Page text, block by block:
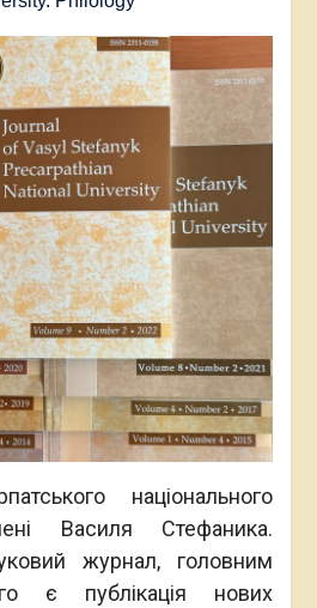
національного
Василя Стефаника.
журнал, головним
є публікація нових